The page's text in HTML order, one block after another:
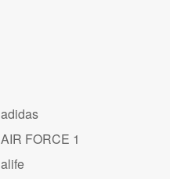
adidas
AIR FORCE 1
alife